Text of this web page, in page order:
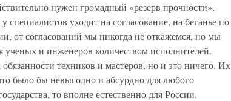
нужен громадный «резерв прочности»,
специалистов уходит на согласование, на беганье по
от согласований мы никогда не откажемся, но мы
ученых и инженеров количеством исполнителей.
техников и мастеров, но и это ничего. Их
было бы невыгодно и абсурдно для любого
то вполне естественно для России.